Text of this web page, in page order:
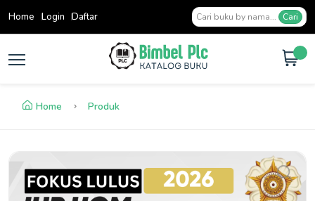
Home Login Daftar Cari
Home Produk